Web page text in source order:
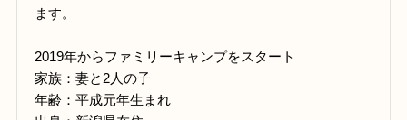
ます。
2019年からファミリーキャンプをスタート
家族：妻と2人の子
年齢：平成元年生まれ